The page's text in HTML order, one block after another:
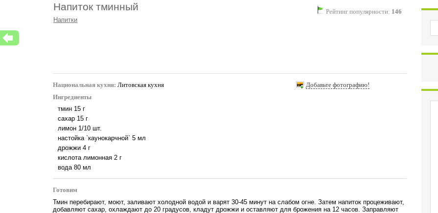
Напиток тминный
Напитки
Рейтинг популярности: 146
Национальная кухня: Литовская кухня
Ингредиенты
тмин 15 г
сахар 15 г
лимон 1/10 шт.
настойка `каунокарчной` 5 мл
дрожжи 4 г
кислота лимонная 2 г
вода 80 мл
Добавьте фотографию!
Готовим
Тмин перебирают, моют, заливают холодной водой и варят 30-45 минут на слабом огне. Затем напиток процеживают,
добавляют сахар, охлаждают до 20 градусов, кладут дрожжи и оставляют для брожения на 12 часов. Заправляют